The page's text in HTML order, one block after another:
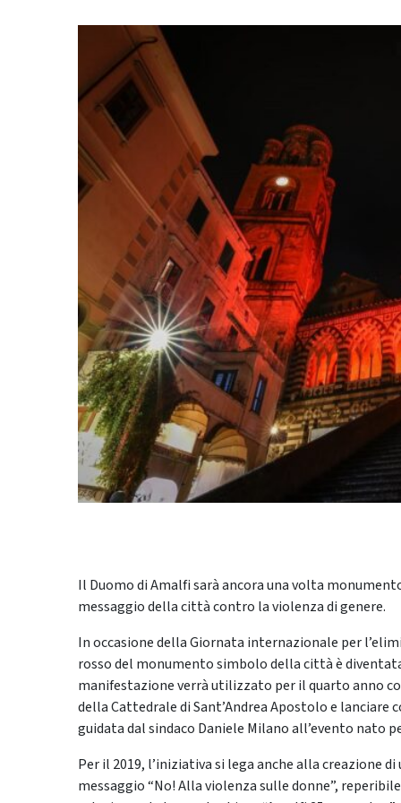
Il Duomo di Amalfi sarà ancora una volta
messaggio della città contro la violenza di genere.
In occasione della Giornata internazionale per
rosso del monumento simbolo della città è
manifestazione verrà utilizzato per il quarto anno
della Cattedrale di Sant’Andrea Apostolo e lanciare
guidata dal sindaco Daniele Milano all’evento nato
Per il 2019, l’iniziativa si lega anche alla creazione
messaggio “No! Alla violenza sulle donne”,